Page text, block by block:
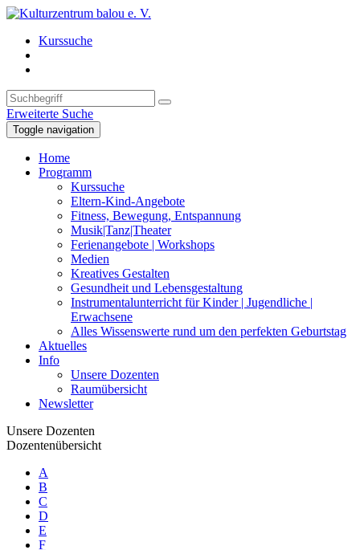
Kurssuche
Erweiterte Suche
Toggle navigation
Home
Programm
Kurssuche
Eltern-Kind-Angebote
Fitness, Bewegung, Entspannung
Musik|Tanz|Theater
Ferienangebote | Workshops
Medien
Kreatives Gestalten
Gesundheit und Lebensgestaltung
Instrumentalunterricht für Kinder | Jugendliche |
Erwachsene
Alles Wissenswerte rund um den perfekten Geburtstag
Aktuelles
Info
Unsere Dozenten
Raumübersicht
Newsletter
Unsere Dozenten
Dozentenübersicht
A
B
C
D
E
F